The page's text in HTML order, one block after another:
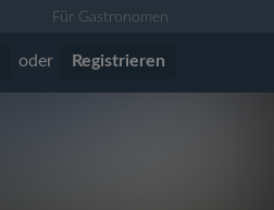
Für Gastronomen
oder Registrieren